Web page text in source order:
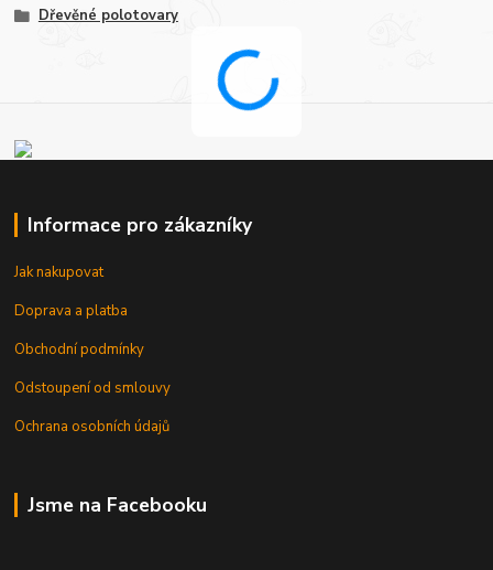
Dřevěné polotovary
Informace pro zákazníky
Jak nakupovat
Doprava a platba
Obchodní podmínky
Odstoupení od smlouvy
Ochrana osobních údajů
Jsme na Facebooku